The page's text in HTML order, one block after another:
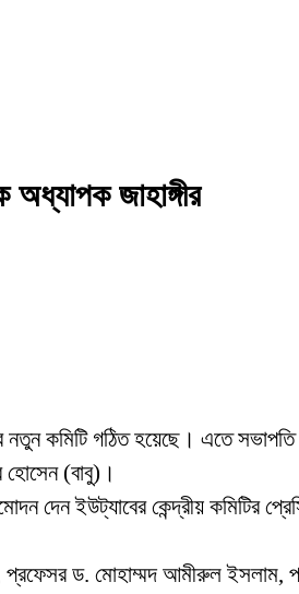
জাহাঙ্গীর
কমিটি গঠিত হয়েছে। এতে সভাপতি
হোসেন (বাবু)।
দেন ইউট্যাবের কেন্দ্রীয়
প্রফেসর ড. মোহাম্মদ আমীরুল